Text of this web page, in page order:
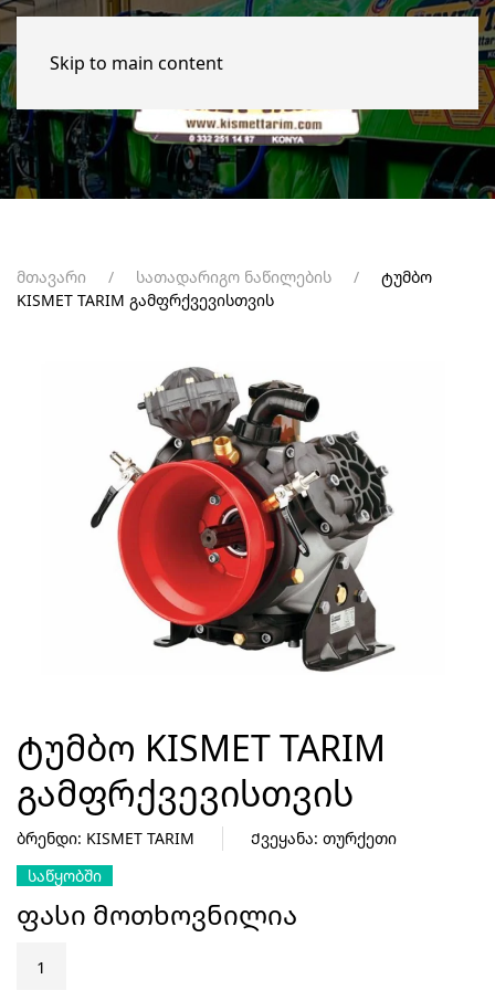
Skip to main content
მთავარი სათადარიგო ნაწილების
ტუმბო
KISMET TARIM გამფრქვევისთვის
ᲢᲣᲛᲑᲝ KISMET TARIM
ᲒᲐᲛᲤᲠᲥᲕᲔᲕᲘᲡᲗᲕᲘᲡ
ბრენდი: KISMET TARIM
Ქვეყანა: თურქეთი
ᲡᲐᲬᲧᲝᲑᲨᲘ
ფასი მოთხოვნილია
ტუმბო